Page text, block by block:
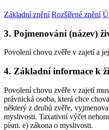
Základní znění Rozšířené znění
3. Pojmenování (název)
Povolení chovu zvěře v zajetí a
4. Základní informace k
Povolení chovu zvěře v zajetí
právnická osoba, která chce
některý z druhů zvěře,
myslivosti. Taxativní výčet
písm. e) zákona o myslivosti.